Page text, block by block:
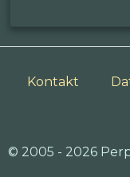
Kontakt
© 2005 - 2026